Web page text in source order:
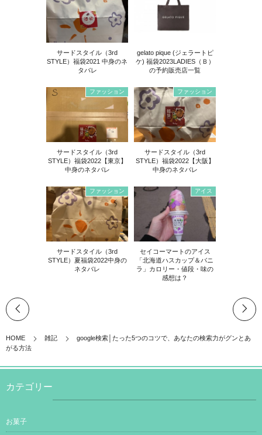
サードスタイル（3rd
STYLE）福袋2021 中身のネ
タバレ
gelato pique (ジェラートピ
ケ) 福袋2023LADIES（Ｂ）
の予約販売店一覧
ファッション
サードスタイル（3rd
STYLE）福袋2022【東京】
中身のネタバレ
ファッション
サードスタイル（3rd
STYLE）福袋2022【大阪】
中身のネタバレ
ファッション
サードスタイル（3rd
STYLE）夏福袋2022中身の
ネタバレ
アイス
セイコーマートのアイス
「北海道ハスカップ＆バニ
ラ」カロリー・値段・味の
感想は？
HOME 雑記
google検索│たった5つのコツで、あなたの検索力がグンとあ
がる方法
カテゴリー
お菓子